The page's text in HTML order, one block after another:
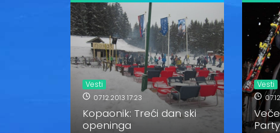
Vesti
07.12.2013 17:23
Kopaonik: Treći dan ski
openinga
Vesti